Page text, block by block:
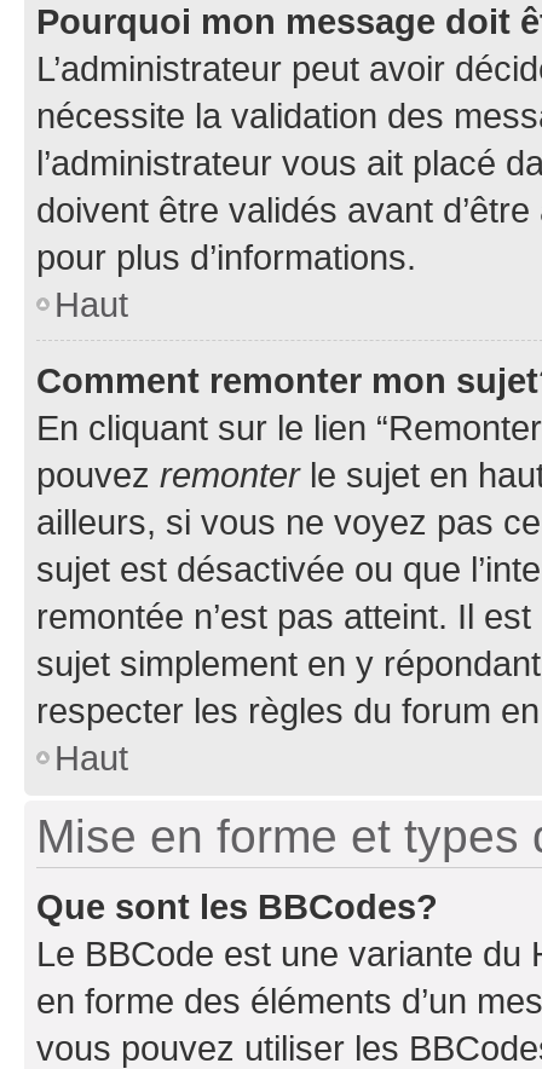
Pourquoi mon message doit
L’administrateur peut avoir
nécessite la validation des
l’administrateur vous ait placé
doivent être validés avant
pour plus d’informations.
Haut
Comment remonter mon
En cliquant sur le lien
pouvez remonterle sujet en
ailleurs, si vous ne voyez pas
sujet est désactivée ou que
remontée n’est pas atteint. Il
sujet simplement en y
respecter les règles du forum
Haut
Mise en forme et types
Que sont les BBCodes?
Le BBCode est une variante du
en forme des éléments d’un
vous pouvez utiliser les